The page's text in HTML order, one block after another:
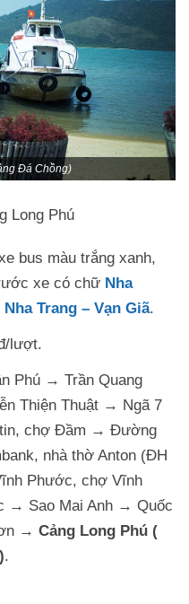
Đá Chồng)
Long Phú
bus màu trắng xanh,
xe có chữ Nha
Nha Trang – Vạn Giã.
lượt.
Phú → Trần Quang
Thiện Thuật → Ngã 7
chợ Đầm → Đường
nhà thờ Anton (ĐH
Phước, chợ Vĩnh
→ Sao Mai Anh → Quốc
→ Cảng Long Phú (
.